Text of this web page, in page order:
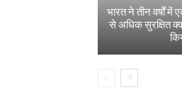
भारत ने तीन वर्षों में
से अधिक सुरक्षित